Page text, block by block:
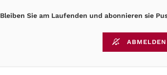
Bleiben Sie am Laufenden und abonnieren sie
ABMELDEN